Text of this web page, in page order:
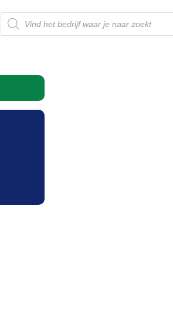
Producten
zoeken